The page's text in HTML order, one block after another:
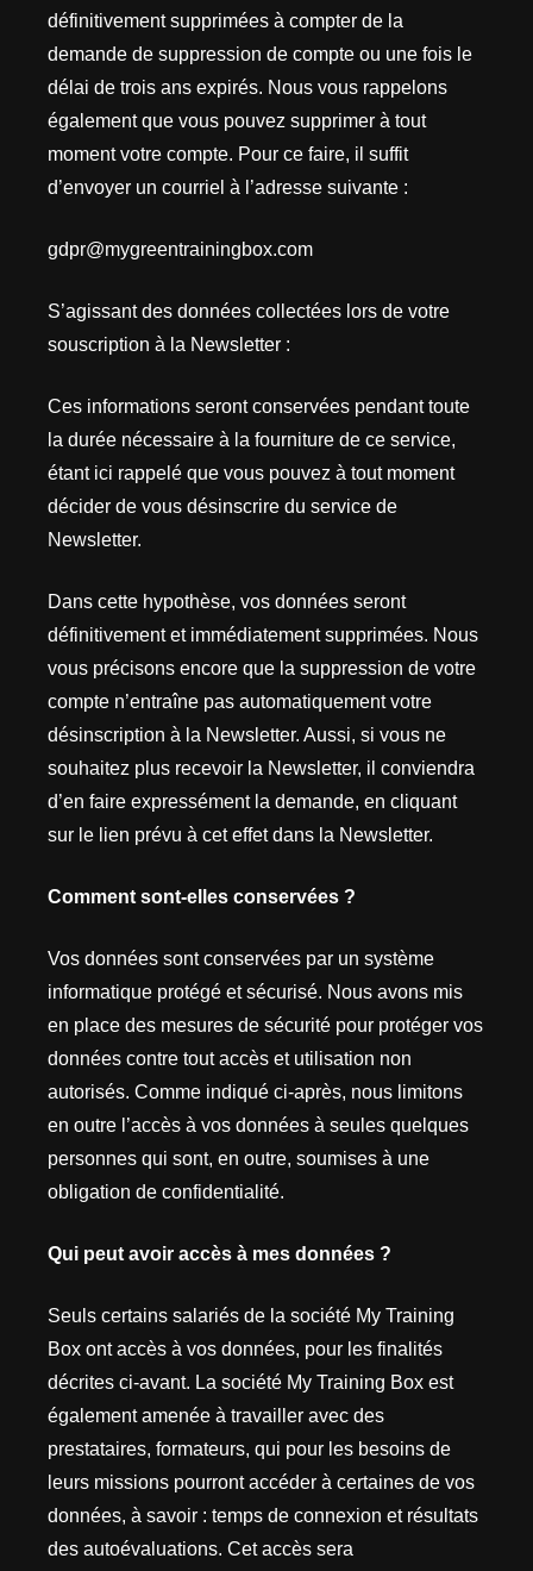
définitivement supprimées à compter de la
demande de suppression de compte ou une fois le
délai de trois ans expirés. Nous vous rappelons
également que vous pouvez supprimer à tout
moment votre compte. Pour ce faire, il suffit
d’envoyer un courriel à l’adresse suivante :
gdpr@mygreentrainingbox.com
S’agissant des données collectées lors de votre
souscription à la Newsletter :
Ces informations seront conservées pendant toute
la durée nécessaire à la fourniture de ce service,
étant ici rappelé que vous pouvez à tout moment
décider de vous désinscrire du service de
Newsletter.
Dans cette hypothèse, vos données seront
définitivement et immédiatement supprimées. Nous
vous précisons encore que la suppression de votre
compte n’entraîne pas automatiquement votre
désinscription à la Newsletter. Aussi, si vous ne
souhaitez plus recevoir la Newsletter, il conviendra
d’en faire expressément la demande, en cliquant
sur le lien prévu à cet effet dans la Newsletter.
Comment sont-elles conservées ?
Vos données sont conservées par un système
informatique protégé et sécurisé. Nous avons mis
en place des mesures de sécurité pour protéger vos
données contre tout accès et utilisation non
autorisés. Comme indiqué ci-après, nous limitons
en outre l’accès à vos données à seules quelques
personnes qui sont, en outre, soumises à une
obligation de confidentialité.
Qui peut avoir accès à mes données ?
Seuls certains salariés de la société My Training
Box ont accès à vos données, pour les finalités
décrites ci-avant. La société My Training Box est
également amenée à travailler avec des
prestataires, formateurs, qui pour les besoins de
leurs missions pourront accéder à certaines de vos
données, à savoir : temps de connexion et résultats
des autoévaluations. Cet accès sera